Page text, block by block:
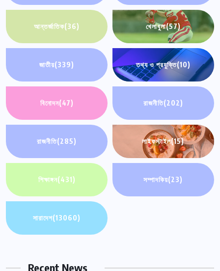
আন্তর্জাতিক(36) খেলাধুলা(57)
জাতীয়(339) তথ্য ও প্রযুক্তি(10)
বিনোদন(47) রাজনীতি(202)
রাজনীতি(285) লাইফস্টাইল(15)
শিক্ষাঙ্গন(431) সম্পাদকিয়(23)
সারাদেশ(13060)
Recent News